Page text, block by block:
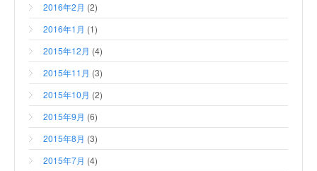
2016年2月 (2)
2016年1月 (1)
2015年12月 (4)
2015年11月 (3)
2015年10月 (2)
2015年9月 (6)
2015年8月 (3)
2015年7月 (4)